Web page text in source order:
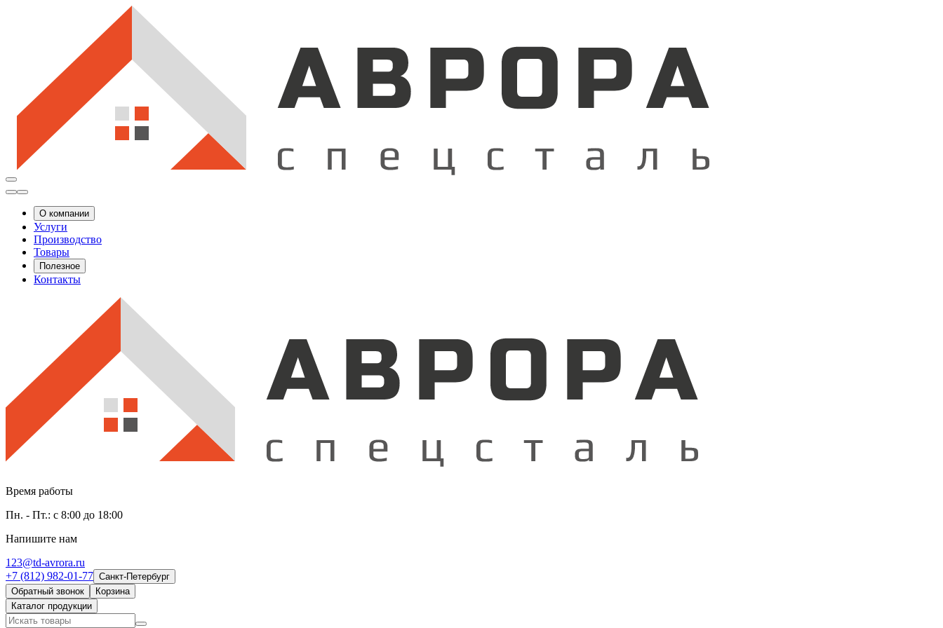
О компании
Услуги
Производство
Товары
Полезное
Контакты
Время работы
Пн. - Пт.: с 8:00 до 18:00
Напишите нам
123@td-avrora.ru
+7 (812) 982-01-77 Санкт-Петербург
Обратный звонок
Корзина
Каталог продукции